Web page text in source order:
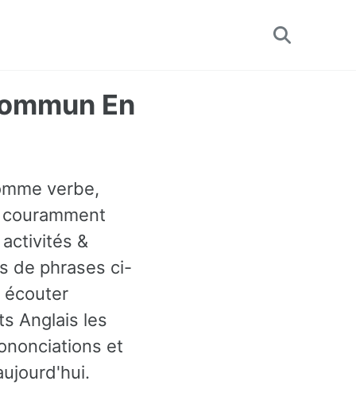
Toggle
En
verbe,
&
de phrases ci-
écouter
Anglais les
et